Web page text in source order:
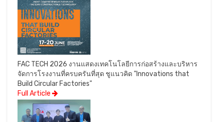
FAC TECH 2026 งานแสดงเทคโนโลยีการก่อสร้างและบริหาร
จัดการโรงงานที่ครบครันที่สุด ชูแนวคิด "Innovations that
Build Circular Factories"
Full Article